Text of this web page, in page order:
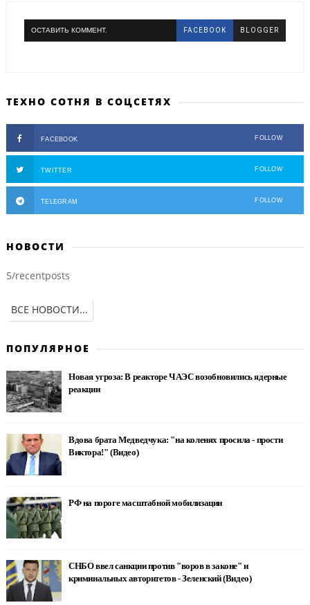
ОСТАВИТЬ КОММЕНТ. FACEBOOK BLOGGER
ТЕХНО СОТНЯ В СОЦСЕТЯХ
FACEBOOK FOLLOW
TWITTER FOLLOW
TELEGRAM FOLLOW
НОВОСТИ
5/recentposts
ВСЕ НОВОСТИ...
ПОПУЛЯРНОЕ
Новая угроза: В реакторе ЧАЭС возобновились ядерные
реакции
Вдова брата Медведчука: "на коленях просила - прости
Виктора!" (Видео)
РФ на пороге масштабной мобилизации
СНБО ввел санкции против "воров в законе" и
криминальных авторитетов - Зеленский (Видео)